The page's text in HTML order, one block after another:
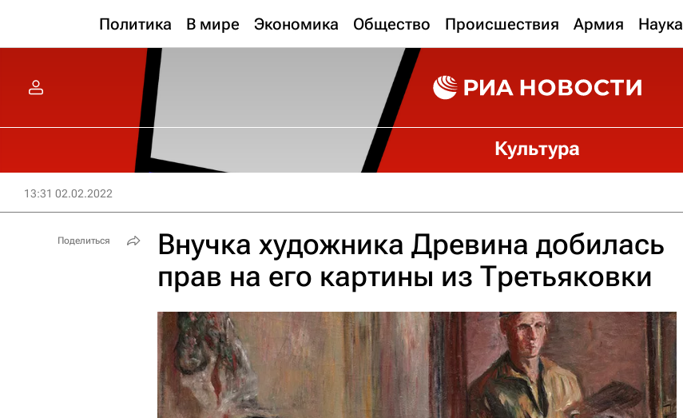
Политика В мире Экономика Общество Происшествия Армия Наука
Культура
13:31 02.02.2022
Внучка художника Древина добилась
прав на его картины из Третьяковки
Поделиться